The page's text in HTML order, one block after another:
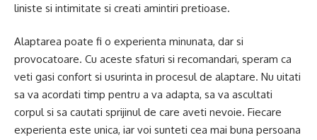
liniste si intimitate si creati amintiri pretioase.
Alaptarea poate fi o experienta minunata, dar si
provocatoare. Cu aceste sfaturi si recomandari, speram ca
veti gasi confort si usurinta in procesul de alaptare. Nu uitati
sa va acordati timp pentru a va adapta, sa va ascultati
corpul si sa cautati sprijinul de care aveti nevoie. Fiecare
experienta este unica, iar voi sunteti cea mai buna persoana